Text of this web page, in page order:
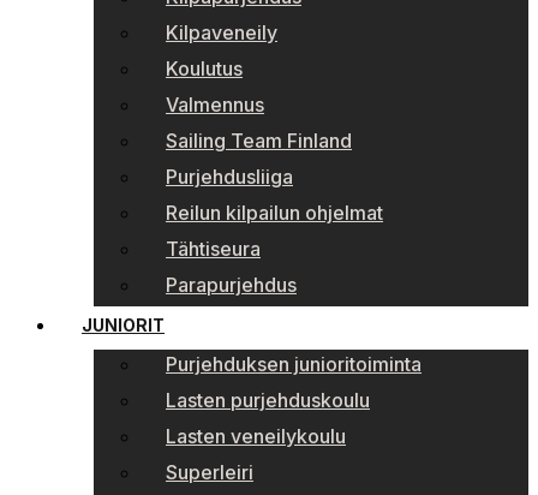
Kilpaveneily
Koulutus
Valmennus
Sailing Team Finland
Purjehdusliiga
Reilun kilpailun ohjelmat
Tähtiseura
Parapurjehdus
JUNIORIT
Purjehduksen junioritoiminta
Lasten purjehduskoulu
Lasten veneilykoulu
Superleiri